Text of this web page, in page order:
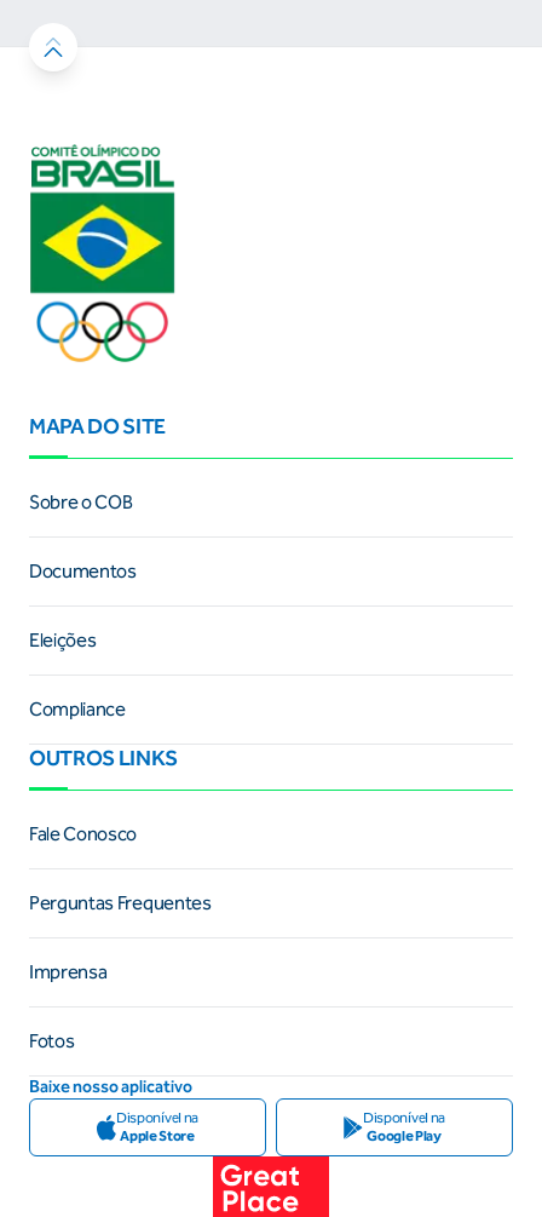
MAPA DO SITE
Sobre o COB
Documentos
Eleições
Compliance
OUTROS LINKS
Fale Conosco
Perguntas Frequentes
Imprensa
Fotos
Baixe nosso aplicativo
Disponível na
Apple Store
Disponível na
Google Play